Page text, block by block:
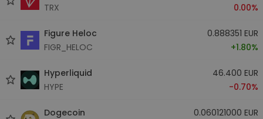
TRX
0.00%
Figure Heloc
FIGR_HELOC
0.888351 EUR
+1.80%
Hyperliquid
HYPE
46.400 EUR
-0.70%
Dogecoin
0.060121000 EUR